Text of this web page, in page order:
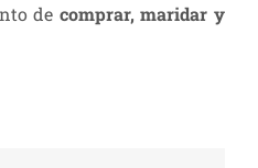
de comprar, maridar y